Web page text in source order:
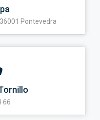
Pontevedra
66